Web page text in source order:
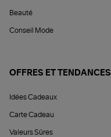
Beauté
Conseil Mode
OFFRES ET TENDANCES
Idées Cadeaux
Carte Cadeau
Valeurs Sûres